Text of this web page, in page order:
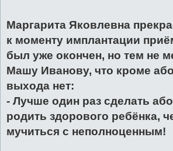
Маргарита Яковлевна
к моменту имплантации
был уже окончен, но тем не
Машу Иванову, что кроме
выхода нет:
- Лучше один раз сделать
родить здорового ребёнка,
мучиться с неполноценным!